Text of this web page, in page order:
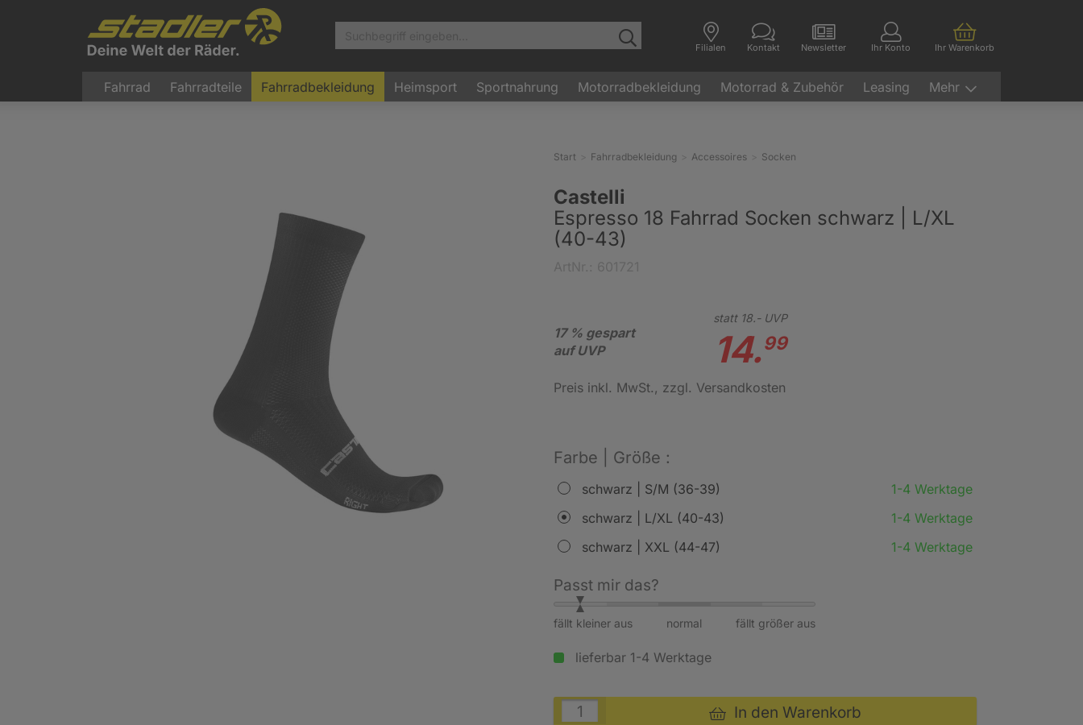
Filialen Kontakt Newsletter Ihr Konto Ihr Warenkorb
Fahrrad Fahrradteile Fahrradbekleidung Heimsport Sportnahrung Motorradbekleidung Motorrad & Zubehör Leasing Mehr
Start Fahrradbekleidung Accessoires Socken
Castelli
Espresso 18 Fahrrad Socken schwarz | L/XL
(40-43)
17 % gespart
auf UVP
statt 18.-UVP
14.99
Preis inkl. MwSt., zzgl. Versandkosten
Farbe | Größe :
schwarz | S/M (36-39)
1-4 Werktage
schwarz | L/XL (40-43)
1-4 Werktage
schwarz | XXL (44-47)
1-4 Werktage
Passt mir das?
fällt kleiner aus fällt größer aus
normal
lieferbar 1-4 Werktage
In den Warenkorb